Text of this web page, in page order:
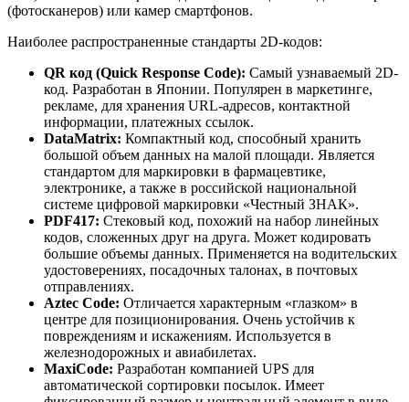
(фотосканеров) или камер смартфонов.
Наиболее распространенные стандарты 2D-кодов:
QR код (Quick Response Code): Самый узнаваемый 2D-
код. Разработан в Японии. Популярен в маркетинге,
рекламе, для хранения URL-адресов, контактной
информации, платежных ссылок.
DataMatrix: Компактный код, способный хранить
большой объем данных на малой площади. Является
стандартом для маркировки в фармацевтике,
электронике, а также в российской национальной
системе цифровой маркировки «Честный ЗНАК».
PDF417: Стековый код, похожий на набор линейных
кодов, сложенных друг на друга. Может кодировать
большие объемы данных. Применяется на водительских
удостоверениях, посадочных талонах, в почтовых
отправлениях.
Aztec Code: Отличается характерным «глазком» в
центре для позиционирования. Очень устойчив к
повреждениям и искажениям. Используется в
железнодорожных и авиабилетах.
MaxiCode: Разработан компанией UPS для
автоматической сортировки посылок. Имеет